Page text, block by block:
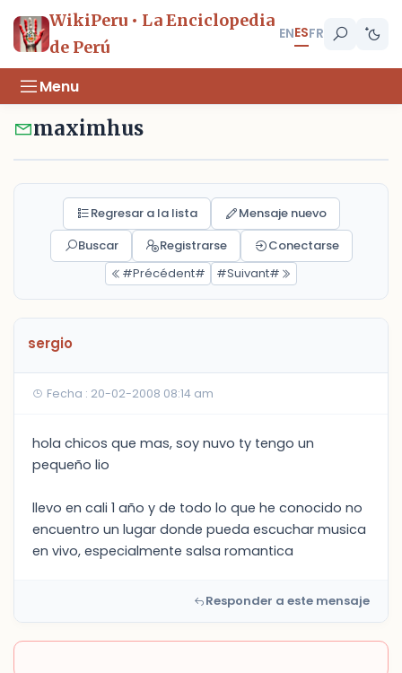
WikiPeru • La Enciclopedia
de Perú
ENESFR
Menu
maximhus
Regresar a la lista
Mensaje nuevo
Buscar
Registrarse
Conectarse
#Précédent#
#Suivant#
sergio
Fecha : 20-02-2008 08:14 am
hola chicos que mas, soy nuvo ty tengo un
pequeño lio
llevo en cali 1 año y de todo lo que he conocido no
encuentro un lugar donde pueda escuchar musica
en vivo, especialmente salsa romantica
Responder a este mensaje